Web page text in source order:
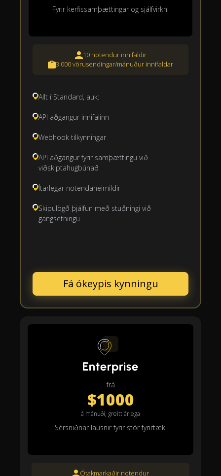
Fyrir kerfissamþættingar og sjálfvirkni
10 notendur innifaldir
3.000 vörusendingar/mánuður innifaldar
Allt í Standard, auk:
API aðgangur innifalinn
Webhook tilkynningar
API aðgangur fyrir samþættingu við
viðskiptahugbúnað
Ítarlegar notendaheimildir
Skipulögð þjálfun með stuðningi við
gangsetningu
Fá ókeypis kynningu
Enterprise
frá
$1000
á mánuði, greitt árlega
Sérsniðnar lausnir fyrir stór fyrirtæki
Ótakmarkaðir notendur